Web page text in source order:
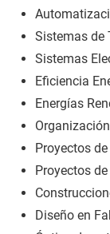
Sistemas de
Sistemas
Eficiencia
Energías
Proyectos
Proyectos
Diseño en